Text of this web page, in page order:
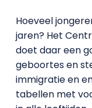
Hoeveel
jaren? Het
doet daar een
geboortes en
immigratie en
tabellen met